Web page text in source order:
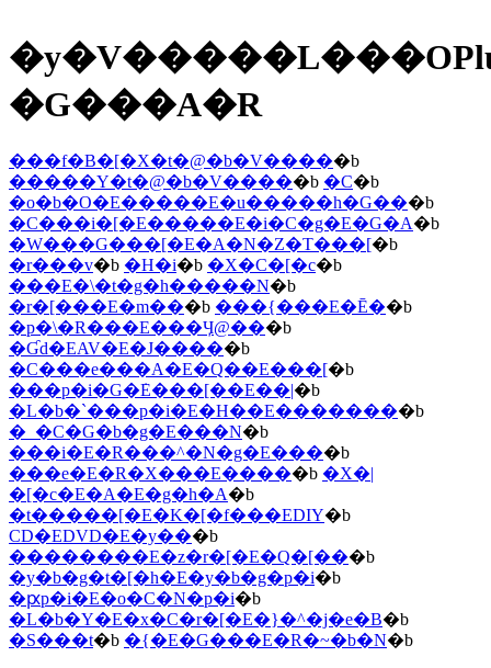
�G���A�R
���f�B�[�X�t�@�b�V�����b
�����Y�t�@�b�V�����b �C�b
�o�b�O�E�����E�u�����h�G���b
�C���i�[�E�����E�i�C�g�E�G�A�b
�W���G���[�E�A�N�Z�T���[�b
�r���v�b �H�i�b �X�C�[�c�b
���E�\�t�g�h�����N�b
�r�[���E�m���b ���{���E�Ē��b
�p�\�R���E���Ӌ@���b
�Ɠd�EAV�E�J�����b
�C���e���A�E�Q��E���[�b
���p�i�G�݁E���[��E��|�b
�L�b�`���p�i�E�H��E��������b
�_�C�G�b�g�E���N�b
���i�E�R���^�N�g�E����b
���e�E�R�X���E�����b �X�|
�[�c�E�A�E�g�h�A�b
�t�����[�E�K�[�f���EDIY�b
CD�EDVD�E�y���b
��������E�z�r�[�E�Q�[���b
�y�b�g�t�[�h�E�y�b�g�p�i�b
�ԗp�i�E�o�C�N�p�i�b
�L�b�Y�E�x�C�r�[�E�}�^�j�e�B�b
�S���t�b �{�E�G���E�R�~�b�N�b